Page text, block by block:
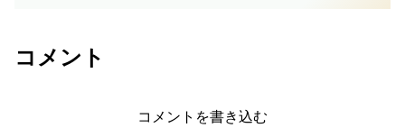
コメント
コメントを書き込む